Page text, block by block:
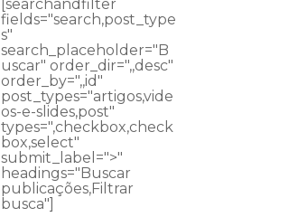
[searchandfilter
fields="search,post_type
s"
search_placeholder="B
uscar" order_dir=",,desc"
order_by=",,id"
post_types="artigos,vide
os-e-slides,post"
types=",checkbox,check
box,select"
submit_label=">"
headings="Buscar
publicações,Filtrar
busca"]